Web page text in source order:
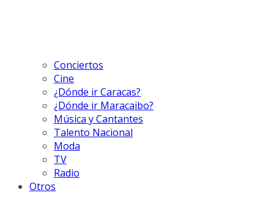
Conciertos
Cine
¿Dónde ir Caracas?
¿Dónde ir Maracaibo?
Música y Cantantes
Talento Nacional
Moda
TV
Radio
Otros